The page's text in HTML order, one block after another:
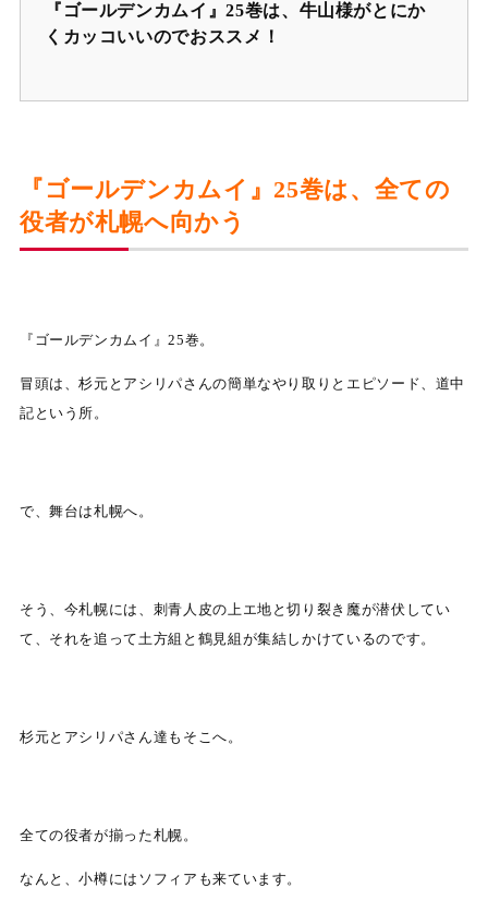
『ゴールデンカムイ』25巻は、牛山様がとにか
くカッコいいのでおススメ！
『ゴールデンカムイ』25巻は、全ての
役者が札幌へ向かう
『ゴールデンカムイ』25巻。
冒頭は、杉元とアシリパさんの簡単なやり取りとエピソード、道中
記という所。
で、舞台は札幌へ。
そう、今札幌には、刺青人皮の上エ地と切り裂き魔が潜伏してい
て、それを追って土方組と鶴見組が集結しかけているのです。
杉元とアシリパさん達もそこへ。
全ての役者が揃った札幌。
なんと、小樽にはソフィアも来ています。